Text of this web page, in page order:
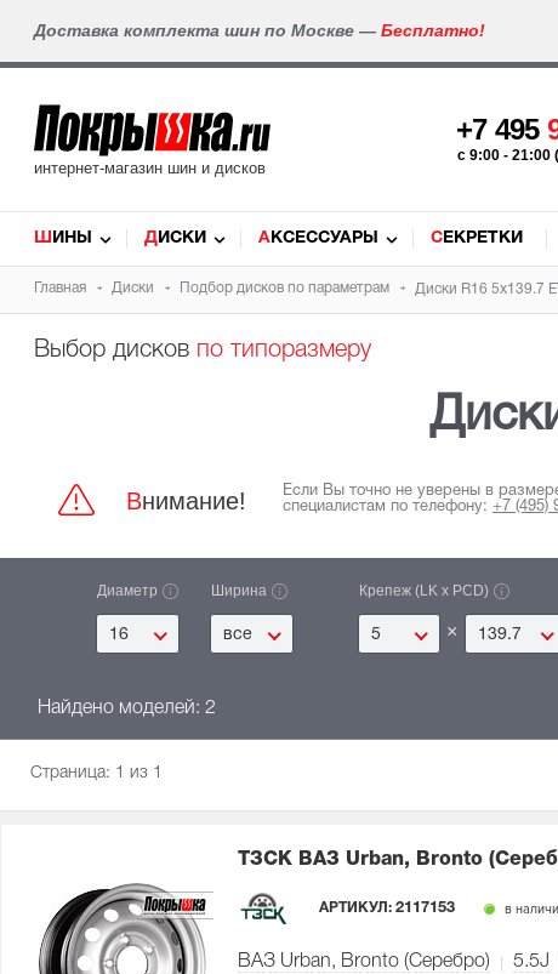
Доставка комплекта шин по Москве — Бесплатно!
интернет-магазин шин и дисков
+7 495
c 9:00 - 21:00
ШИНЫ ДИСКИ АКСЕССУАРЫ СЕКРЕТКИ
Главная Диски Подбор дисков по параметрам Диски R16 5x139.7
Выбор дисков по типоразмеру
Внимание!
Если Вы точно не уверены в
специалистам по телефону: +7 (495)
Диаметр Ширина Крепеж (LK x PCD)
Найдено моделей: 2
16 все 5 × 139.7
Страница: 1 из 1
ТЗСК ВАЗ Urban, Bronto
АРТИКУЛ: 2117153 в
ВАЗ Urban, Bronto (Серебро) 5.5J